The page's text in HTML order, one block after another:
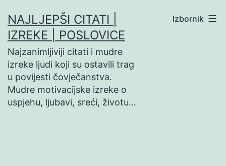
na
sadržaj
NAJLJEPŠI CITATI |
IZREKE | POSLOVICE
Najzanimljiviji citati i mudre
izreke ljudi koji su ostavili trag
u povijesti čovječanstva.
Mudre motivacijske izreke o
uspjehu, ljubavi, sreći, životu…
Izbornik